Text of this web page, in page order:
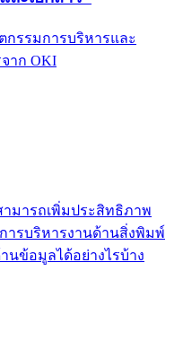
กรรมการบริหารและ
าก OKI
มารถเพิ่มประสิทธิภาพ
ารบริหารงานด้านสิ่งพิมพ์
ข้อมูลได้อย่างไรบ้าง